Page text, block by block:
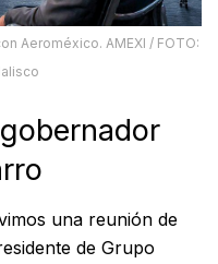
Aeroméxico. AMEXI / FOTO:
una reunión de
de Grupo